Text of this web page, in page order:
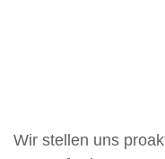
Wir stellen uns